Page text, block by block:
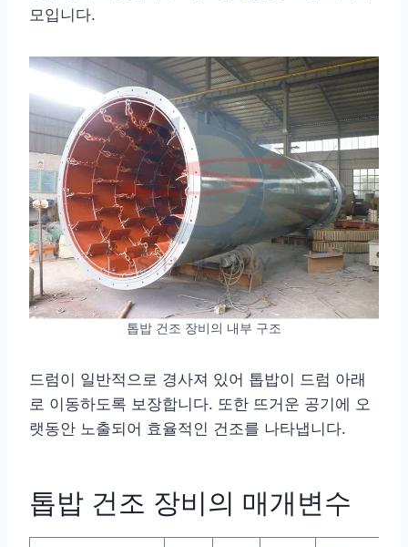
모입니다.
톱밥 건조 장비의 내부 구조
드럼이 일반적으로 경사져 있어 톱밥이 드럼 아래
로 이동하도록 보장합니다. 또한 뜨거운 공기에 오
랫동안 노출되어 효율적인 건조를 나타냅니다.
톱밥 건조 장비의 매개변수